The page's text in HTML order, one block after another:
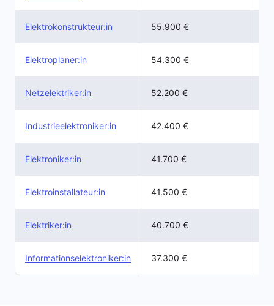
Elektrokonstrukteur:in 55.900 €
Elektroplaner:in 54.300 €
Netzelektriker:in 52.200 €
Industrieelektroniker:in 42.400 €
Elektroniker:in 41.700 €
Elektroinstallateur:in 41.500 €
Elektriker:in 40.700 €
Informationselektroniker:in 37.300 €